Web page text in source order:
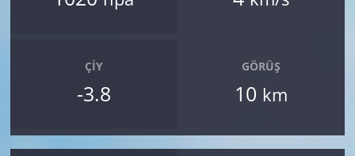
ÇIY
-3.8
GÖRÜŞ
10 km